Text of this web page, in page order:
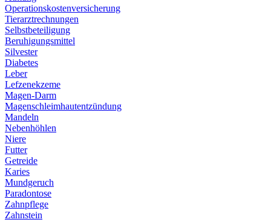
Operationskostenversicherung
Tierarztrechnungen
Selbstbeteiligung
Beruhigungsmittel
Silvester
Diabetes
Leber
Lefzenekzeme
Magen-Darm
Magenschleimhautentzündung
Mandeln
Nebenhöhlen
Niere
Futter
Getreide
Karies
Mundgeruch
Paradontose
Zahnpflege
Zahnstein